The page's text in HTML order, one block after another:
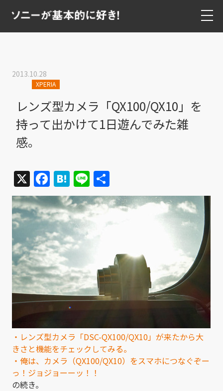
2013.10.28
XPERIA
レンズ型カメラ「QX100/QX10」を
持って出かけて1日遊んでみた雑
感。
X Facebook
Hatena
Line
有
・レンズ型カメラ「DSC-QX100/QX10」が来たから大
きさと機能をチェックしてみる。
・俺は、カメラ（QX100/QX10）をスマホにつなぐぞー
っ！ジョジョーーッ！！
の続き。